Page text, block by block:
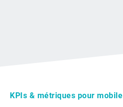
KPIs & métriques pour mobile